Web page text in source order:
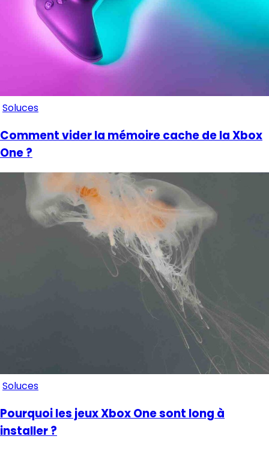
Soluces
Comment vider la mémoire cache de la Xbox
One ?
Soluces
Pourquoi les jeux Xbox One sont long à
installer ?